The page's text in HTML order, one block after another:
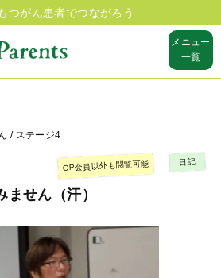
つがん患者でつながろう
メニュー
一覧
/ ステージ4
せん（汗）
CP会員以外も閲覧可能 日記